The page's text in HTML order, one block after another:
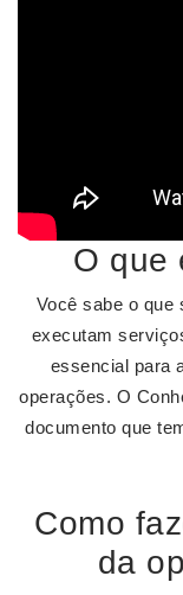
O que
Você sabe o que
executam
essencial para
operações. O
documento que
Como
da